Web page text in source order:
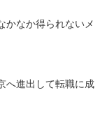
かなか得られないメ
へ進出して転職に成